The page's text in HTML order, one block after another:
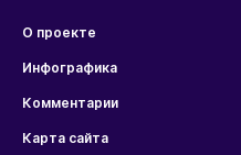
О проекте
Инфографика
Комментарии
Карта сайта